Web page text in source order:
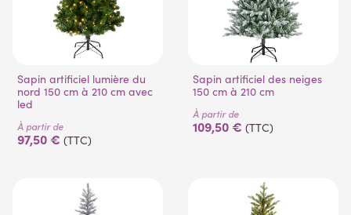
(1 avis)
Sapin artificiel lumière du
nord 150 cm à 210 cm avec
led
À partir de
97,50 € (TTC)
Sapin artificiel des neiges
150 cm à 210 cm
À partir de
109,50 € (TTC)